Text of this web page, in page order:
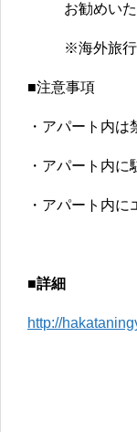
お勧めいた
※海外旅行
■注意事項
・アパート内は
・アパート内に
・アパート内に
■詳細
http://